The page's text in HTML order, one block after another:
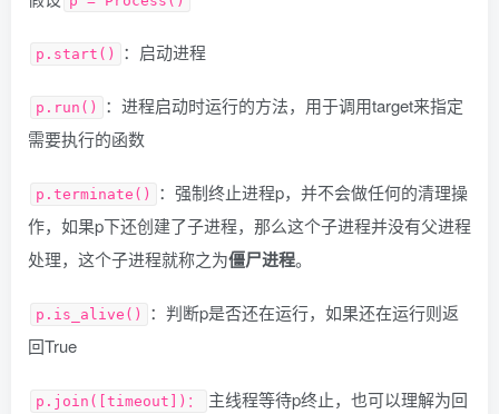
p.start() ：启动进程
p.run()
：进程启动时运行的方法，用于调用target来指定
需要执行的函数
p.terminate()
：强制终止进程p，并不会做任何的清理操
作，如果p下还创建了子进程，那么这个子进程并没有父进程
处理，这个子进程就称之为僵尸进程。
p.is_alive()
：判断p是否还在运行，如果还在运行则返
回True
p.join([timeout])：
主线程等待p终止，也可以理解为回